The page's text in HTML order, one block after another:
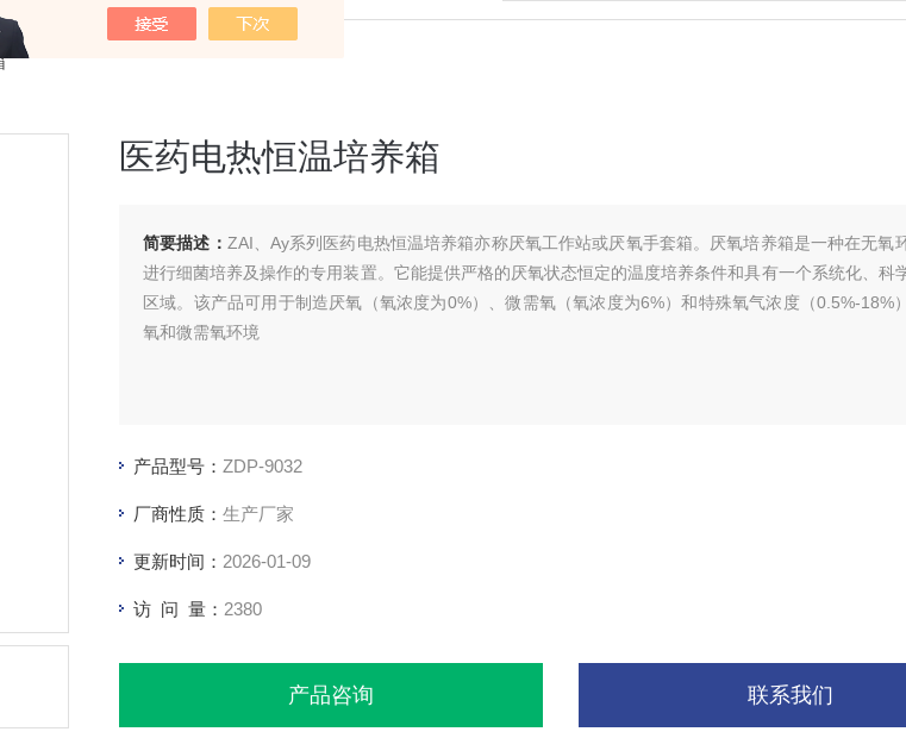
医药电热恒温培养箱
简要描述： ZAI、Ay系列医药电热恒温培养箱亦称厌氧工作站或厌氧手套箱。厌氧培养箱是一种在无氧
进行细菌培养及操作的专用装置。它能提供严格的厌氧状态恒定的温度培养条件和具有一个系统化、科
区域。该产品可用于制造厌氧（氧浓度为0%）、微需氧（氧浓度为6%）和特殊氧气浓度（0.5%-18%
氧和微需氧环境
产品型号： ZDP-9032
厂商性质： 生产厂家
更新时间： 2026-01-09
访 问 量： 2380
产品咨询 联系我们